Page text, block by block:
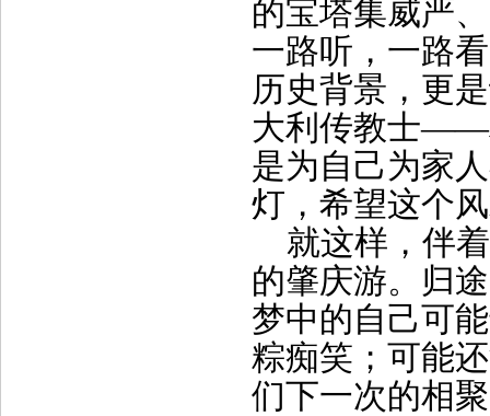
的宝塔集威严
一路听，一路
历史背景，更
大利传教士——
是为自己为家
灯，希望这个
就这样，伴
的肇庆游。归
梦中的自己可
粽痴笑；可能
们下一次的相